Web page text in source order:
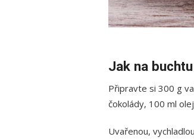
Jak na
Připravte si 300 g
čokolády, 100 ml
Uvařenou,